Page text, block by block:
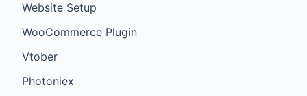
Website Setup
WooCommerce Plugin
Vtober
Photoniex